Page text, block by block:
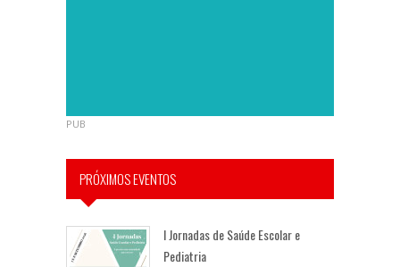
PUB
PRÓXIMOS EVENTOS
I Jornadas de Saúde Escolar e
Pediatria